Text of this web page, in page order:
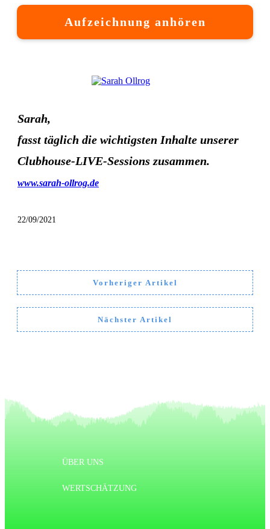
Aufzeichnung anhören
Sarah,
fasst täglich die wichtigsten Inhalte unserer
Clubhouse-LIVE-Sessions zusammen.
www.sarah-ollrog.de
22/09/2021
Vorheriger Artikel
Nächster Artikel
ÜBER UNS
WERTSCHÄTZUNG